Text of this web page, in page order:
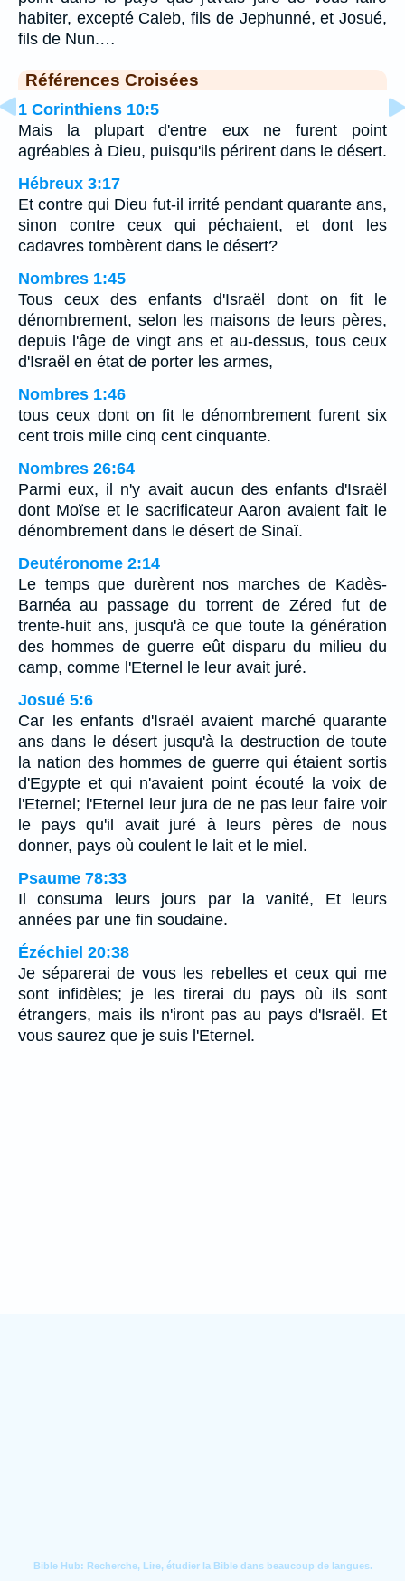
habiter, excepté Caleb, fils de Jephunné, et Josué,
fils de Nun.…
Références Croisées
1 Corinthiens 10:5
Mais la plupart d'entre eux ne furent point
agréables à Dieu, puisqu'ils périrent dans le désert.
Hébreux 3:17
Et contre qui Dieu fut-il irrité pendant quarante ans,
sinon contre ceux qui péchaient, et dont les
cadavres tombèrent dans le désert?
Nombres 1:45
Tous ceux des enfants d'Israël dont on fit le
dénombrement, selon les maisons de leurs pères,
depuis l'âge de vingt ans et au-dessus, tous ceux
d'Israël en état de porter les armes,
Nombres 1:46
tous ceux dont on fit le dénombrement furent six
cent trois mille cinq cent cinquante.
Nombres 26:64
Parmi eux, il n'y avait aucun des enfants d'Israël
dont Moïse et le sacrificateur Aaron avaient fait le
dénombrement dans le désert de Sinaï.
Deutéronome 2:14
Le temps que durèrent nos marches de Kadès-
Barnéa au passage du torrent de Zéred fut de
trente-huit ans, jusqu'à ce que toute la génération
des hommes de guerre eût disparu du milieu du
camp, comme l'Eternel le leur avait juré.
Josué 5:6
Car les enfants d'Israël avaient marché quarante
ans dans le désert jusqu'à la destruction de toute
la nation des hommes de guerre qui étaient sortis
d'Egypte et qui n'avaient point écouté la voix de
l'Eternel; l'Eternel leur jura de ne pas leur faire voir
le pays qu'il avait juré à leurs pères de nous
donner, pays où coulent le lait et le miel.
Psaume 78:33
Il consuma leurs jours par la vanité, Et leurs
années par une fin soudaine.
Ézéchiel 20:38
Je séparerai de vous les rebelles et ceux qui me
sont infidèles; je les tirerai du pays où ils sont
étrangers, mais ils n'iront pas au pays d'Israël. Et
vous saurez que je suis l'Eternel.